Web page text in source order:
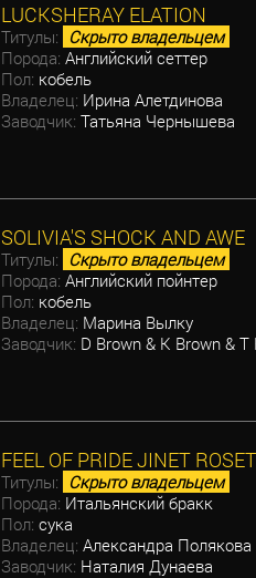
LUCKSHERAY ELATION
Титулы: Скрыто владельцем
Порода: Английский сеттер
Пол: кобель
Владелец: Ирина Алетдинова
Заводчик: Татьяна Чернышева
SOLIVIA'S SHOCK AND AWE
Титулы: Скрыто владельцем
Порода: Английский пойнтер
Пол: кобель
Владелец: Марина Вылку
Заводчик: D Brown & K Brown &
FEEL OF PRIDE JINET
Титулы: Скрыто владельцем
Порода: Итальянский бракк
Пол: сука
Владелец: Александра Полякова
Заводчик: Наталия Дунаева